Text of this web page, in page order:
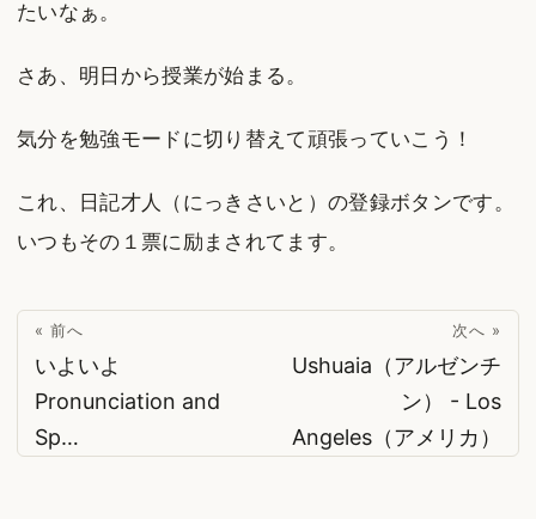
たいなぁ。
さあ、明日から授業が始まる。
気分を勉強モードに切り替えて頑張っていこう！
これ、日記才人（にっきさいと）の登録ボタンです。
いつもその１票に励まされてます。
« 前へ
いよいよ
Pronunciation and
Sp…
次へ »
Ushuaia（アルゼンチ
ン） - Los
Angeles（アメリカ）